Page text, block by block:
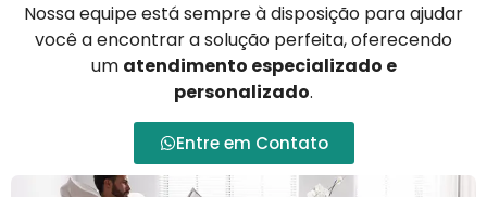
Nossa equipe está sempre à disposição para ajudar
você a encontrar a solução perfeita, oferecendo
um atendimento especializado e
personalizado.
Entre em Contato